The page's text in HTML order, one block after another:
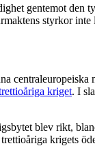
gentemot den
styrkor inte
kriget. I
blev rikt,
krigets